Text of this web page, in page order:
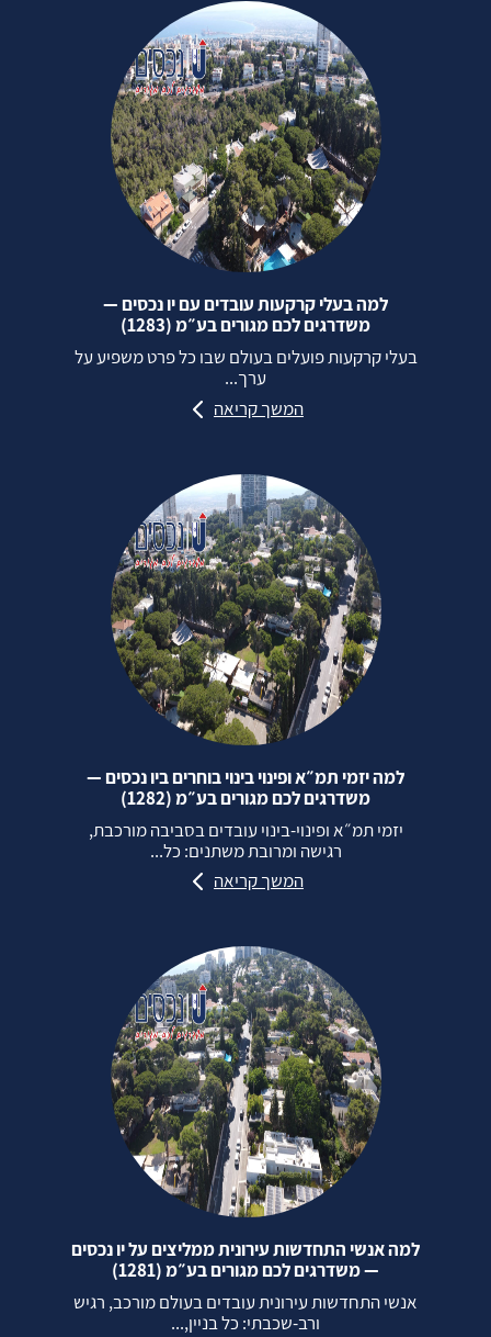
למה בעלי קרקעות עובדים עם יו נכסים —
משדרגים לכם מגורים בע״מ (1283)
בעלי קרקעות פועלים בעולם שבו כל פרט משפיע על
ערך...
המשך קריאה
למה יזמי תמ״א ופינוי בינוי בוחרים ביו נכסים —
משדרגים לכם מגורים בע״מ (1282)
יזמי תמ״א ופינוי‑בינוי עובדים בסביבה מורכבת,
רגישה ומרובת משתנים: כל...
המשך קריאה
למה אנשי התחדשות עירונית ממליצים על יו נכסים
— משדרגים לכם מגורים בע״מ (1281)
אנשי התחדשות עירונית עובדים בעולם מורכב, רגיש
ורב‑שכבתי: כל בניין,...